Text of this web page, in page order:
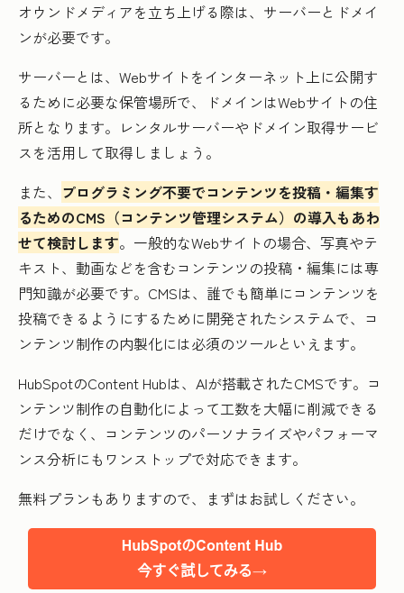
オウンドメディアを立ち上げる際は、サーバーとドメイ
ンが必要です。
サーバーとは、Webサイトをインターネット上に公開す
るために必要な保管場所で、ドメインはWebサイトの住
所となります。レンタルサーバーやドメイン取得サービ
スを活用して取得しましょう。
また、 プログラミング不要でコンテンツを投稿・編集す
るためのCMS（コンテンツ管理システム）の導入もあわ
せて検討します。一般的なWebサイトの場合、写真やテ
キスト、動画などを含むコンテンツの投稿・編集には専
門知識が必要です。CMSは、誰でも簡単にコンテンツを
投稿できるようにするために開発されたシステムで、コ
ンテンツ制作の内製化には必須のツールといえます。
HubSpotのContent Hubは、AIが搭載されたCMSです。コ
ンテンツ制作の自動化によって工数を大幅に削減できる
だけでなく、コンテンツのパーソナライズやパフォーマ
ンス分析にもワンストップで対応できます。
無料プランもありますので、まずはお試しください。